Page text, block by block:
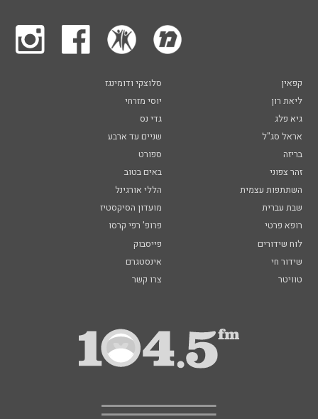
קפאין
סלוצקי ודומינגז
ליאת רון
יוסי מזרחי
גיא פלג
גדי נס
אראל סג"ל
שניים עד ארבע
בריזה
ספורט
זהר צפוני
באים בטוב
השתתפות עצמית
הללי אורגינל
שבת עברית
מועדון הסיקסטיז
רופא פרטי
פרופ' רפי קרסו
לוח שידורים
פייסבוק
שידור חי
אינסטגרם
טוויטר
צרו קשר